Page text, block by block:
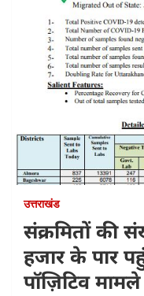
उत्तराखंड
संक्रमितों की
हजार के पार
पॉज़िटिव